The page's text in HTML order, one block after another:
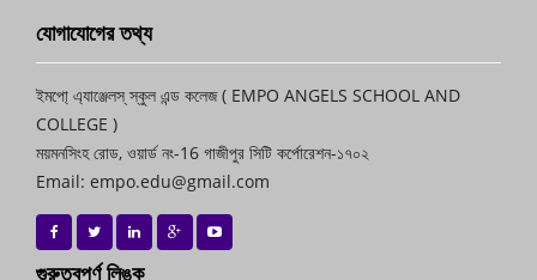
যোগাযোগের তথ্য
ইমপো্ এ্যাঞ্জেলস্ স্কুল এন্ড কলেজ ( EMPO ANGELS SCHOOL AND
COLLEGE )
ময়মনসিংহ রোড, ওয়ার্ড নং-16 গাজীপুর সিটি কর্পোরেশন-১৭০২
Email: empo.edu@gmail.com
গুরুত্বপূর্ণ লিঙ্ক